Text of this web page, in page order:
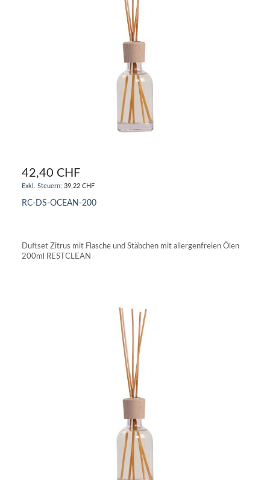
42,40 CHF
39,22 CHF
RC-DS-OCEAN-200
Duftset Zitrus mit Flasche und Stäbchen mit allergenfreien Ölen
200ml RESTCLEAN